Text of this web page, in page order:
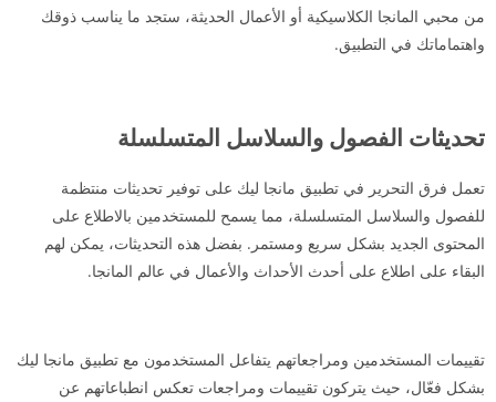
من محبي المانجا الكلاسيكية أو الأعمال الحديثة، ستجد ما يناسب ذوقك
واهتماماتك في التطبيق.
تحديثات الفصول والسلاسل المتسلسلة
تعمل فرق التحرير في تطبيق مانجا ليك على توفير تحديثات منتظمة
للفصول والسلاسل المتسلسلة، مما يسمح للمستخدمين بالاطلاع على
المحتوى الجديد بشكل سريع ومستمر. بفضل هذه التحديثات، يمكن لهم
البقاء على اطلاع على أحدث الأحداث والأعمال في عالم المانجا.
تقييمات المستخدمين ومراجعاتهم يتفاعل المستخدمون مع تطبيق مانجا ليك
بشكل فعّال، حيث يتركون تقييمات ومراجعات تعكس انطباعاتهم عن